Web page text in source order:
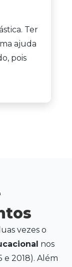
Ter
ajuda
pois
vezes o
nos
e 2018). Além